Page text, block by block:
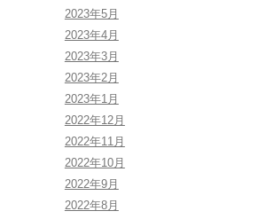
2023年5月
2023年4月
2023年3月
2023年2月
2023年1月
2022年12月
2022年11月
2022年10月
2022年9月
2022年8月